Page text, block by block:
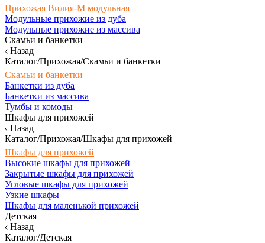
Прихожая Вилия-М модульная
Модульные прихожие из дуба
Модульные прихожие из массива
Скамьи и банкетки
Назад
Каталог/Прихожая/Скамьи и банкетки
Скамьи и банкетки
Банкетки из дуба
Банкетки из массива
Тумбы и комоды
Шкафы для прихожей
Назад
Каталог/Прихожая/Шкафы для прихожей
Шкафы для прихожей
Высокие шкафы для прихожей
Закрытые шкафы для прихожей
Угловые шкафы для прихожей
Узкие шкафы
Шкафы для маленькой прихожей
Детская
Назад
Каталог/Детская